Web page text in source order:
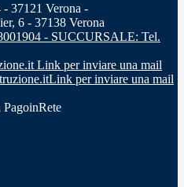
37121 Verona -
6 - 37138 Verona
- SUCCURSALE: Tel.
Link per inviare una mail
Link per inviare una mail